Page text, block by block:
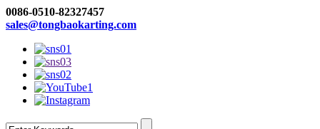
0086-0510-82327457
sales@tongbaokarting.com